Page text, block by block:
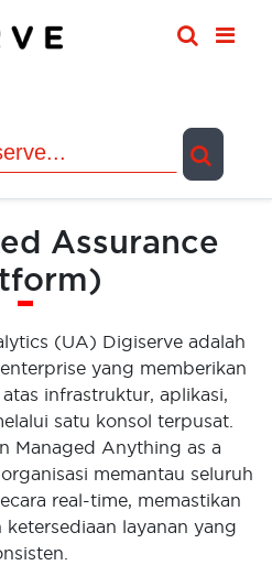
Assurance
(UA) Digiserve adalah
yang memberikan
infrastruktur, aplikasi,
satu konsol terpusat.
Managed Anything as a
memantau seluruh
real-time, memastikan
layanan yang